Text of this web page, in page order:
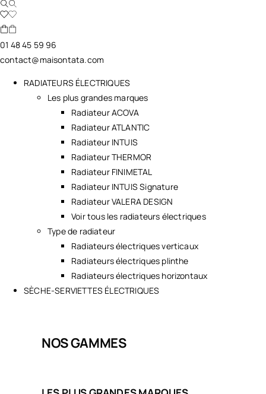
01 48 45 59 96
contact@maisontata.com
RADIATEURS ÉLECTRIQUES
Les plus grandes marques
Radiateur ACOVA
Radiateur ATLANTIC
Radiateur INTUIS
Radiateur THERMOR
Radiateur FINIMETAL
Radiateur INTUIS Signature
Radiateur VALERA DESIGN
Voir tous les radiateurs électriques
Type de radiateur
Radiateurs électriques verticaux
Radiateurs électriques plinthe
Radiateurs électriques horizontaux
SÈCHE-SERVIETTES ÉLECTRIQUES
NOS GAMMES